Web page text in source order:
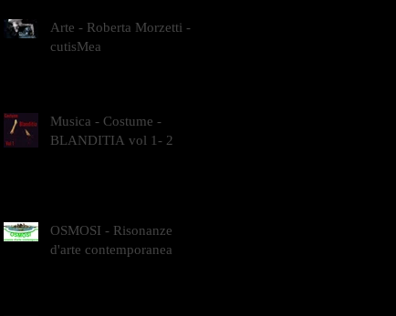
Arte - Roberta Morzetti -
cutisMea
Musica - Costume -
BLANDITIA vol 1- 2
OSMOSI - Risonanze
d'arte contemporanea